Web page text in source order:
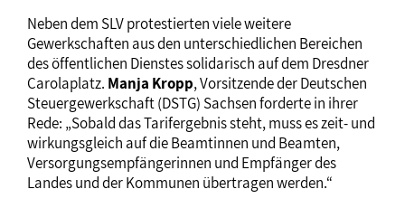
Neben dem SLV protestierten viele weitere
Gewerkschaften aus den unterschiedlichen Bereichen
des öffentlichen Dienstes solidarisch auf dem Dresdner
Carolaplatz. Manja Kropp, Vorsitzende der Deutschen
Steuergewerkschaft (DSTG) Sachsen forderte in ihrer
Rede: „Sobald das Tarifergebnis steht, muss es zeit- und
wirkungsgleich auf die Beamtinnen und Beamten,
Versorgungsempfängerinnen und Empfänger des
Landes und der Kommunen übertragen werden.“